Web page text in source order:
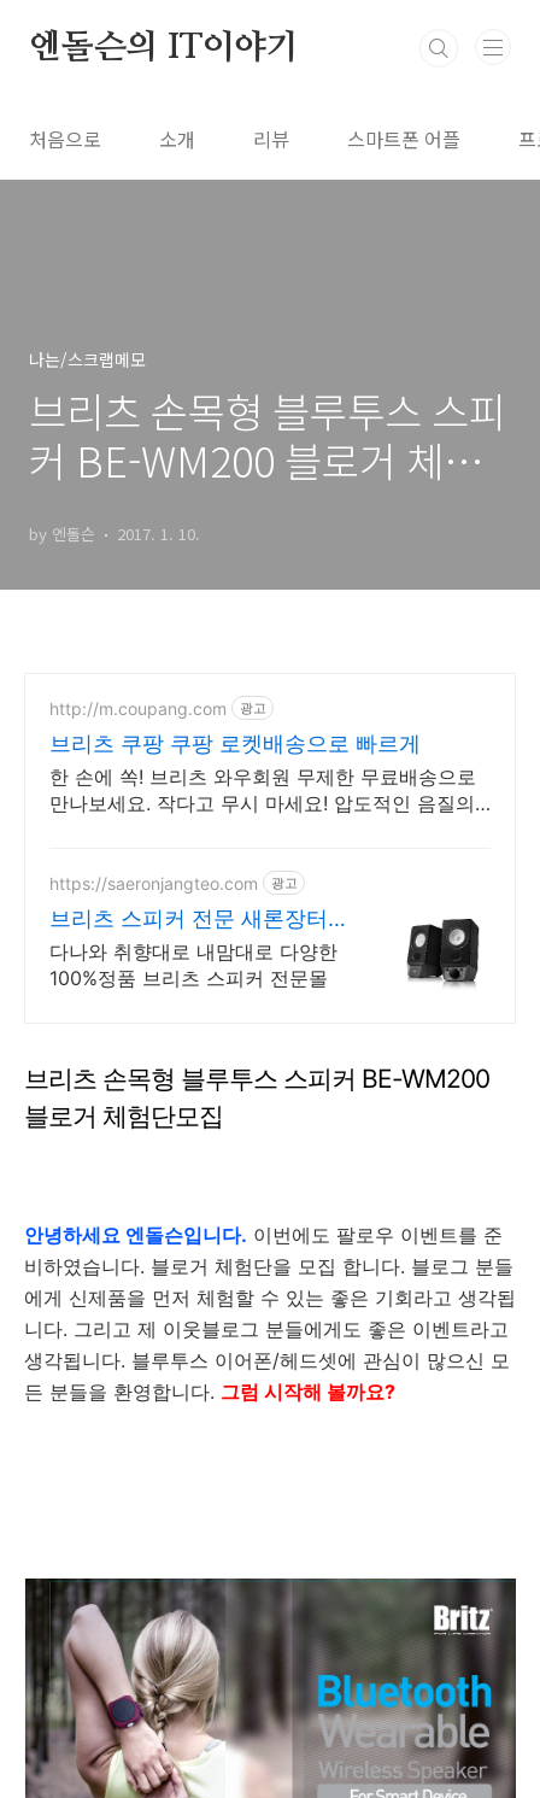
엔돌슨의 IT이야기
처음으로 소개 리뷰 스마트폰 어플
나는/스크랩메모
브리츠 손목형 블루투스 스피
커 BE-WM200 블로거 체험
by 엔돌슨 2017. 1. 10.
http://m.coupang.com 광고
브리츠 쿠팡 쿠팡 로켓배송으로 빠르게
한 손에 쏙! 브리츠 와우회원 무제한 무료배송으로
만나보세요. 작다고 무시 마세요! 압도적인 음질의
https://saeronjangteo.com 광고
브리츠 스피커 전문 새론장터
첫구매혜택~ 역시 빠른배송!
다나와 취향대로 내맘대로 다양한
100%정품 브리츠 스피커 전문몰
브리츠 손목형 블루투스 스피커 BE-WM200
블로거 체험단모집
안녕하세요 엔돌슨입니다. 이번에도 팔로우 이벤트를 준
비하였습니다. 블로거 체험단을 모집 합니다. 블로그 분들
에게 신제품을 먼저 체험할 수 있는 좋은 기회라고 생각됩
니다. 그리고 제 이웃블로그 분들에게도 좋은 이벤트라고
생각됩니다. 블루투스 이어폰/헤드셋에 관심이 많으신 모
든 분들을 환영합니다. 그럼 시작해 볼까요?